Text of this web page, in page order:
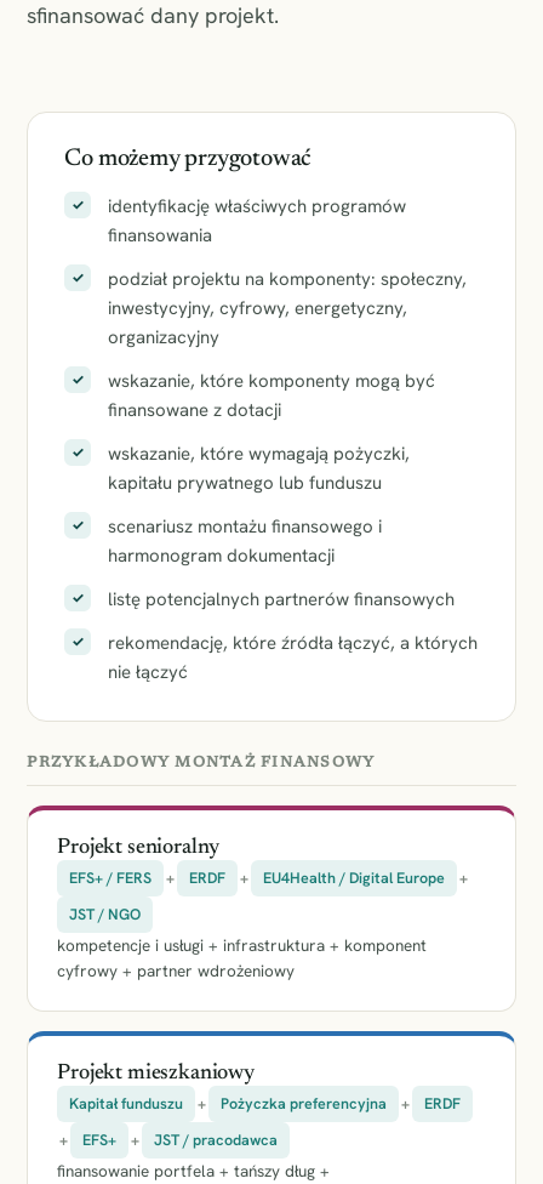
sfinansować dany projekt.
Co możemy przygotować
✓
identyfikację właściwych programów
finansowania
✓
podział projektu na komponenty: społeczny,
inwestycyjny, cyfrowy, energetyczny,
organizacyjny
✓
wskazanie, które komponenty mogą być
finansowane z dotacji
✓
wskazanie, które wymagają pożyczki,
kapitału prywatnego lub funduszu
✓
scenariusz montażu finansowego i
harmonogram dokumentacji
✓ listę potencjalnych partnerów finansowych
✓
rekomendację, które źródła łączyć, a których
nie łączyć
PRZYKŁADOWY MONTAŻ FINANSOWY
Projekt senioralny
EFS+ / FERS + ERDF + EU4Health / Digital Europe
+
JST / NGO
kompetencje i usługi + infrastruktura + komponent
cyfrowy + partner wdrożeniowy
Projekt mieszkaniowy
Kapitał funduszu + Pożyczka preferencyjna +
ERDF
+
EFS+ + JST / pracodawca
finansowanie portfela + tańszy dług +